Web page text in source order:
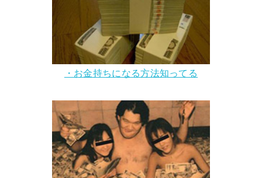
・お金持ちになる方法知ってる